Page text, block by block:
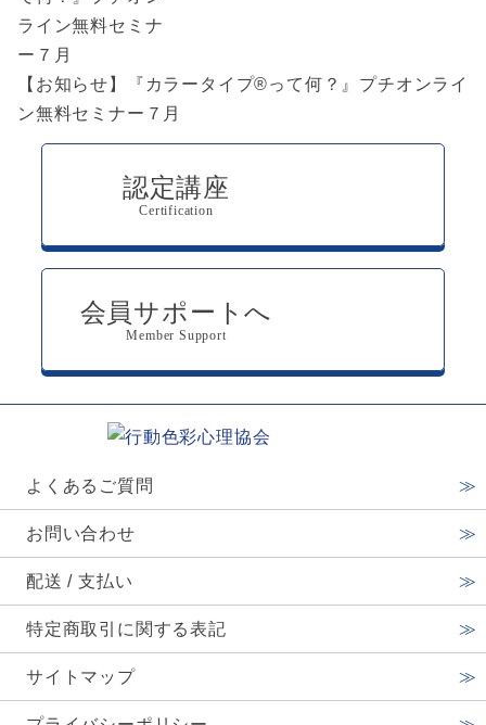
【お知らせ】『カラータイプ®︎って何？』プチオンライ
ン無料セミナー７月
認定講座
Certification
会員サポートへ
Member Support
よくあるご質問
お問い合わせ
配送 / 支払い
特定商取引に関する表記
サイトマップ